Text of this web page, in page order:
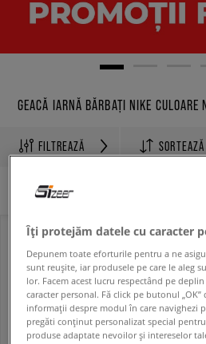
GEACĂ IARNĂ BĂRBAȚI NIKE CULOARE
FILTREAZĂ SORTEAZĂ
Filtre selectate:
Îți protejăm datele cu caracter
Depunem toate eforturile pentru a ne
sunt reușite, iar produsele pe care le aleg
lor. Facem acest lucru respectând pe
caracter personal. Fă click pe butonul
informații despre modul în care navighezi
pregăti conținut personalizat special
produse adaptate nevoilor și intereselor